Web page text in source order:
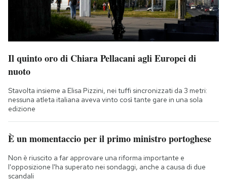
Il quinto oro di Chiara Pellacani agli Europei di
nuoto
Stavolta insieme a Elisa Pizzini, nei tuffi sincronizzati da 3 metri:
nessuna atleta italiana aveva vinto così tante gare in una sola
edizione
È un momentaccio per il primo ministro portoghese
Non è riuscito a far approvare una riforma importante e
l'opposizione l'ha superato nei sondaggi, anche a causa di due
scandali